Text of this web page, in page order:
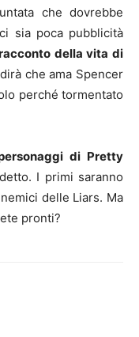
che dovrebbe
sia poca pubblicità
della vita di
che ama Spencer
perché tormentato
di Pretty
I primi saranno
delle Liars. Ma
pronti?